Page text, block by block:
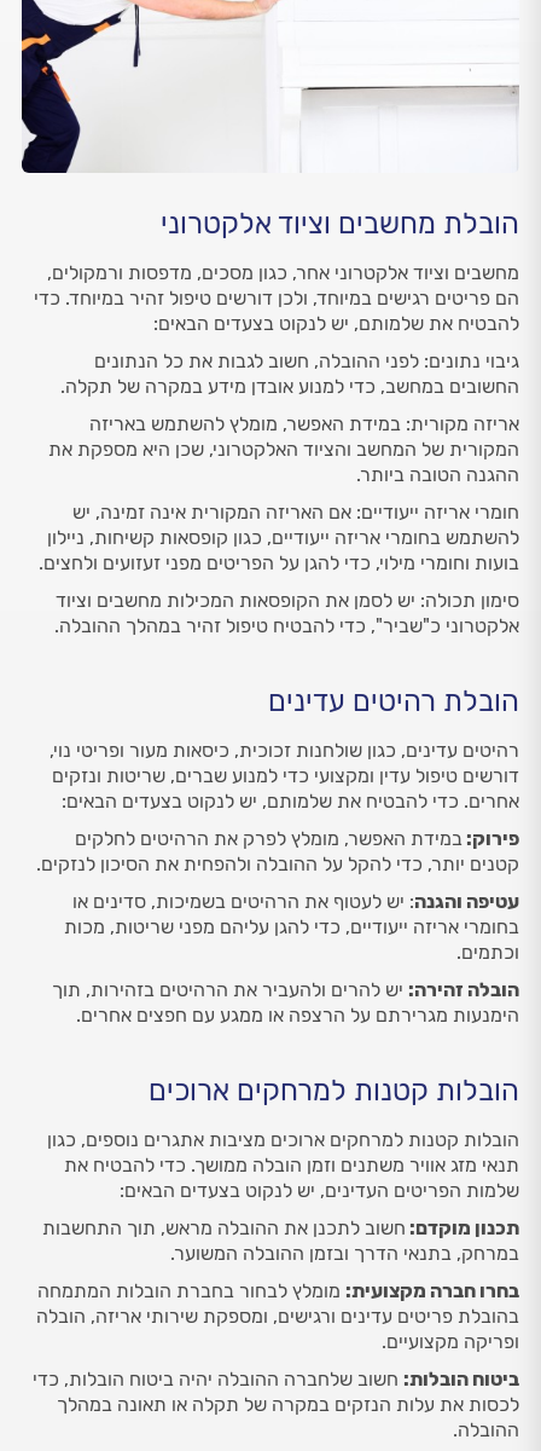
הובלת מחשבים וציוד אלקטרוני
מחשבים וציוד אלקטרוני אחר, כגון מסכים, מדפסות ורמקולים,
הם פריטים רגישים במיוחד, ולכן דורשים טיפול זהיר במיוחד. כדי
להבטיח את שלמותם, יש לנקוט בצעדים הבאים:
גיבוי נתונים: לפני ההובלה, חשוב לגבות את כל הנתונים
החשובים במחשב, כדי למנוע אובדן מידע במקרה של תקלה.
אריזה מקורית: במידת האפשר, מומלץ להשתמש באריזה
המקורית של המחשב והציוד האלקטרוני, שכן היא מספקת את
ההגנה הטובה ביותר.
חומרי אריזה ייעודיים: אם האריזה המקורית אינה זמינה, יש
להשתמש בחומרי אריזה ייעודיים, כגון קופסאות קשיחות, ניילון
בועות וחומרי מילוי, כדי להגן על הפריטים מפני זעזועים ולחצים.
סימון תכולה: יש לסמן את הקופסאות המכילות מחשבים וציוד
אלקטרוני כ"שביר", כדי להבטיח טיפול זהיר במהלך ההובלה.
הובלת רהיטים עדינים
רהיטים עדינים, כגון שולחנות זכוכית, כיסאות מעור ופריטי נוי,
דורשים טיפול עדין ומקצועי כדי למנוע שברים, שריטות ונזקים
אחרים. כדי להבטיח את שלמותם, יש לנקוט בצעדים הבאים:
פירוק: במידת האפשר, מומלץ לפרק את הרהיטים לחלקים
קטנים יותר, כדי להקל על ההובלה ולהפחית את הסיכון לנזקים.
עטיפה והגנה: יש לעטוף את הרהיטים בשמיכות, סדינים או
בחומרי אריזה ייעודיים, כדי להגן עליהם מפני שריטות, מכות
וכתמים.
הובלה זהירה: יש להרים ולהעביר את הרהיטים בזהירות, תוך
הימנעות מגרירתם על הרצפה או ממגע עם חפצים אחרים.
הובלות קטנות למרחקים ארוכים
הובלות קטנות למרחקים ארוכים מציבות אתגרים נוספים, כגון
תנאי מזג אוויר משתנים וזמן הובלה ממושך. כדי להבטיח את
שלמות הפריטים העדינים, יש לנקוט בצעדים הבאים:
תכנון מוקדם: חשוב לתכנן את ההובלה מראש, תוך התחשבות
במרחק, בתנאי הדרך ובזמן ההובלה המשוער.
בחרו חברה מקצועית: מומלץ לבחור בחברת הובלות המתמחה
בהובלת פריטים עדינים ורגישים, ומספקת שירותי אריזה, הובלה
ופריקה מקצועיים.
ביטוח הובלות: חשוב שלחברה ההובלה יהיה ביטוח הובלות, כדי
לכסות את עלות הנזקים במקרה של תקלה או תאונה במהלך
ההובלה.